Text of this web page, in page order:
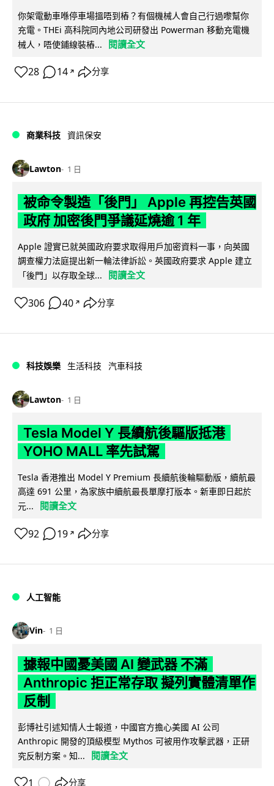
你架電動車喺停車場搵唔到樁？有個機械人會自己行過嚟幫你
充電。THEi 高科院同內地公司研發出 Powerman 移動充電機
械人，唔使鋪線裝樁...
閱讀全文
28 14 ↗ 分享
商業科技 資訊保安
Lawton 1 日
被命令製造「後門」 Apple 再控告英國
政府 加密後門爭議延燒逾 1 年
Apple 證實已就英國政府要求取得用戶加密資料一事，向英國
調查權力法庭提出新一輪法律訴訟。英國政府要求 Apple 建立
「後門」以存取全球...
閱讀全文
306 40 ↗ 分享
科技娛樂 生活科技 汽車科技
Lawton 1 日
Tesla Model Y 長續航後驅版抵港
YOHO MALL 率先試駕
Tesla 香港推出 Model Y Premium 長續航後輪驅動版，續航最
高達 691 公里，為家族中續航最長單摩打版本。新車即日起於
元...
閱讀全文
92 19 ↗ 分享
人工智能
Vin 1 日
據報中國憂美國 AI 變武器 不滿
Anthropic 拒正常存取 擬列實體清單作
反制
彭博社引述知情人士報道，中國官方擔心美國 AI 公司
Anthropic 開發的頂級模型 Mythos 可被用作攻擊武器，正研
究反制方案。知...
閱讀全文
1 分享